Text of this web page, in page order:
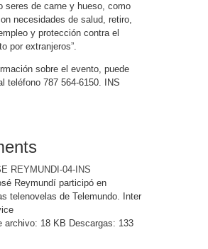
seres de carne y hueso, como
necesidades de salud, retiro,
y protección contra el
por extranjeros”.
sobre el evento, puede
teléfono 787 564-6150. INS
REYMUNDI-04-INS
Reymundí participó en
telenovelas de Telemundo. Inter
archivo: 18 KB Descargas: 133